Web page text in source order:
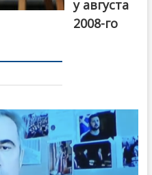
у августа
2008-го